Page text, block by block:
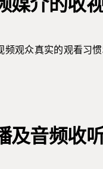
媒介的收
频观众真实的观看习
及音频收